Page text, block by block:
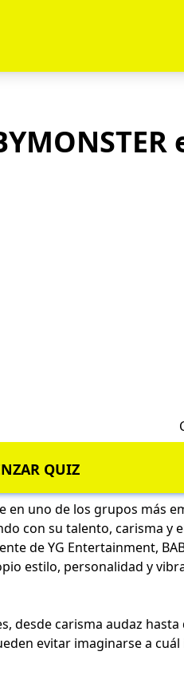
QUIZ
en uno de los grupos más
con su talento, carisma y
de YG Entertainment,
estilo, personalidad y
desde carisma audaz
evitar imaginarse a